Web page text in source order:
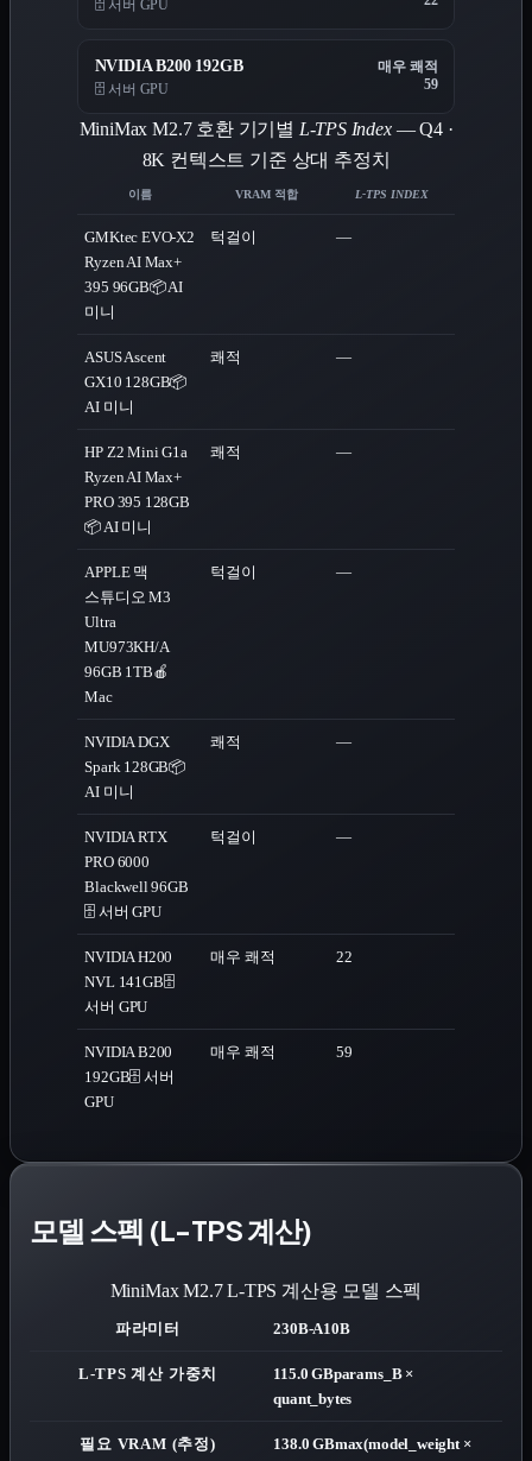
🗄️ 서버 GPU
NVIDIA B200 192GB
🗄️ 서버 GPU
매우 쾌적
59
MiniMax M2.7 호환 기기별 L-TPS Index— Q4 ·
8K 컨텍스트 기준 상대 추정치
이름 VRAM 적합 L-TPS INDEX
GMKtec EVO-X2
Ryzen AI Max+
395 96GB📦 AI
미니
턱걸이 —
ASUS Ascent
GX10 128GB📦
AI 미니
쾌적 —
HP Z2 Mini G1a
Ryzen AI Max+
PRO 395 128GB
📦 AI 미니
쾌적 —
APPLE 맥
스튜디오 M3
Ultra
MU973KH/A
96GB 1TB🍎
Mac
턱걸이 —
NVIDIA DGX
Spark 128GB📦
AI 미니
쾌적 —
NVIDIA RTX
PRO 6000
Blackwell 96GB
🗄️ 서버 GPU
턱걸이 —
NVIDIA H200
NVL 141GB🗄️
서버 GPU
매우 쾌적 22
NVIDIA B200
192GB🗄️ 서버
GPU
매우 쾌적 59
모델 스펙 (L-TPS 계산)
MiniMax M2.7L-TPS 계산용 모델 스펙
파라미터 230B-A10B
L-TPS 계산 가중치 115.0 GBparams_B ×
quant_bytes
필요 VRAM (추정) 138.0 GBmax(model_weight ×